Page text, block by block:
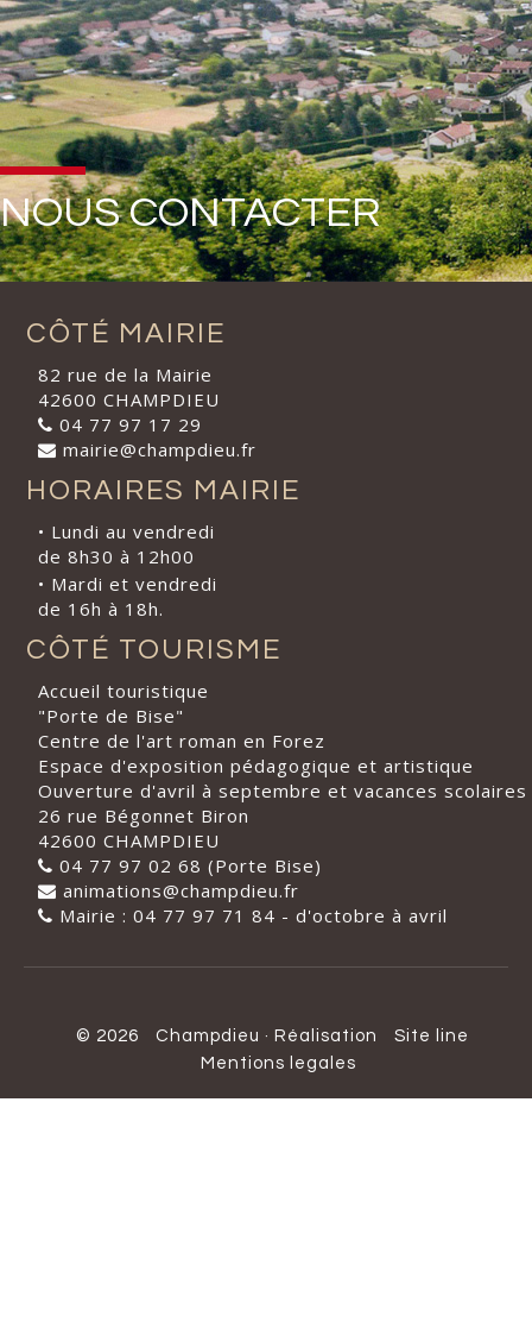
NOUS CONTACTER
CÔTÉ MAIRIE
82 rue de la Mairie
42600 CHAMPDIEU
04 77 97 17 29
mairie@champdieu.fr
HORAIRES MAIRIE
• Lundi au vendredi
de 8h30 à 12h00
• Mardi et vendredi
de 16h à 18h.
CÔTÉ TOURISME
Accueil touristique
"Porte de Bise"
Centre de l'art roman en Forez
Espace d'exposition pédagogique et artistique
Ouverture d'avril à septembre et vacances scolaires
26 rue Bégonnet Biron
42600 CHAMPDIEU
04 77 97 02 68 (Porte Bise)
animations@champdieu.fr
Mairie : 04 77 97 71 84 - d'octobre à avril
© 2026 Champdieu · Réalisation
Site line
Mentions legales